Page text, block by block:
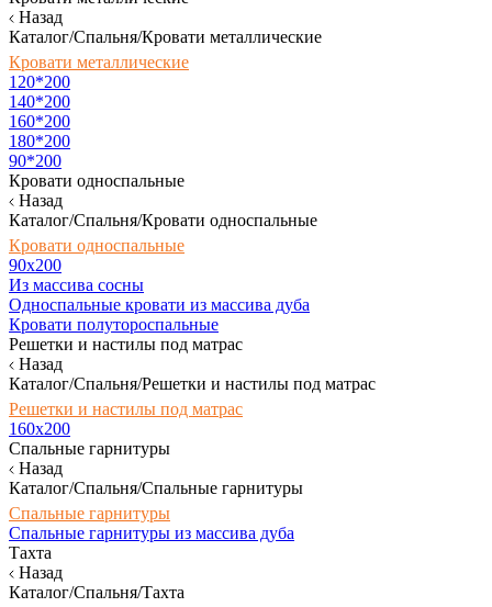
Назад
Каталог/Спальня/Кровати металлические
Кровати металлические
120*200
140*200
160*200
180*200
90*200
Кровати односпальные
Назад
Каталог/Спальня/Кровати односпальные
Кровати односпальные
90х200
Из массива сосны
Односпальные кровати из массива дуба
Кровати полутороспальные
Решетки и настилы под матрас
Назад
Каталог/Спальня/Решетки и настилы под матрас
Решетки и настилы под матрас
160х200
Спальные гарнитуры
Назад
Каталог/Спальня/Спальные гарнитуры
Спальные гарнитуры
Спальные гарнитуры из массива дуба
Тахта
Назад
Каталог/Спальня/Тахта